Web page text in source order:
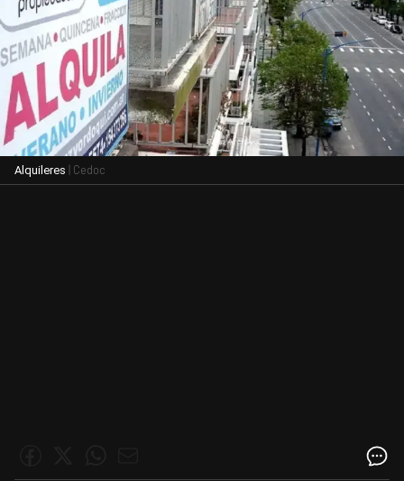
Alquileres | Cedoc